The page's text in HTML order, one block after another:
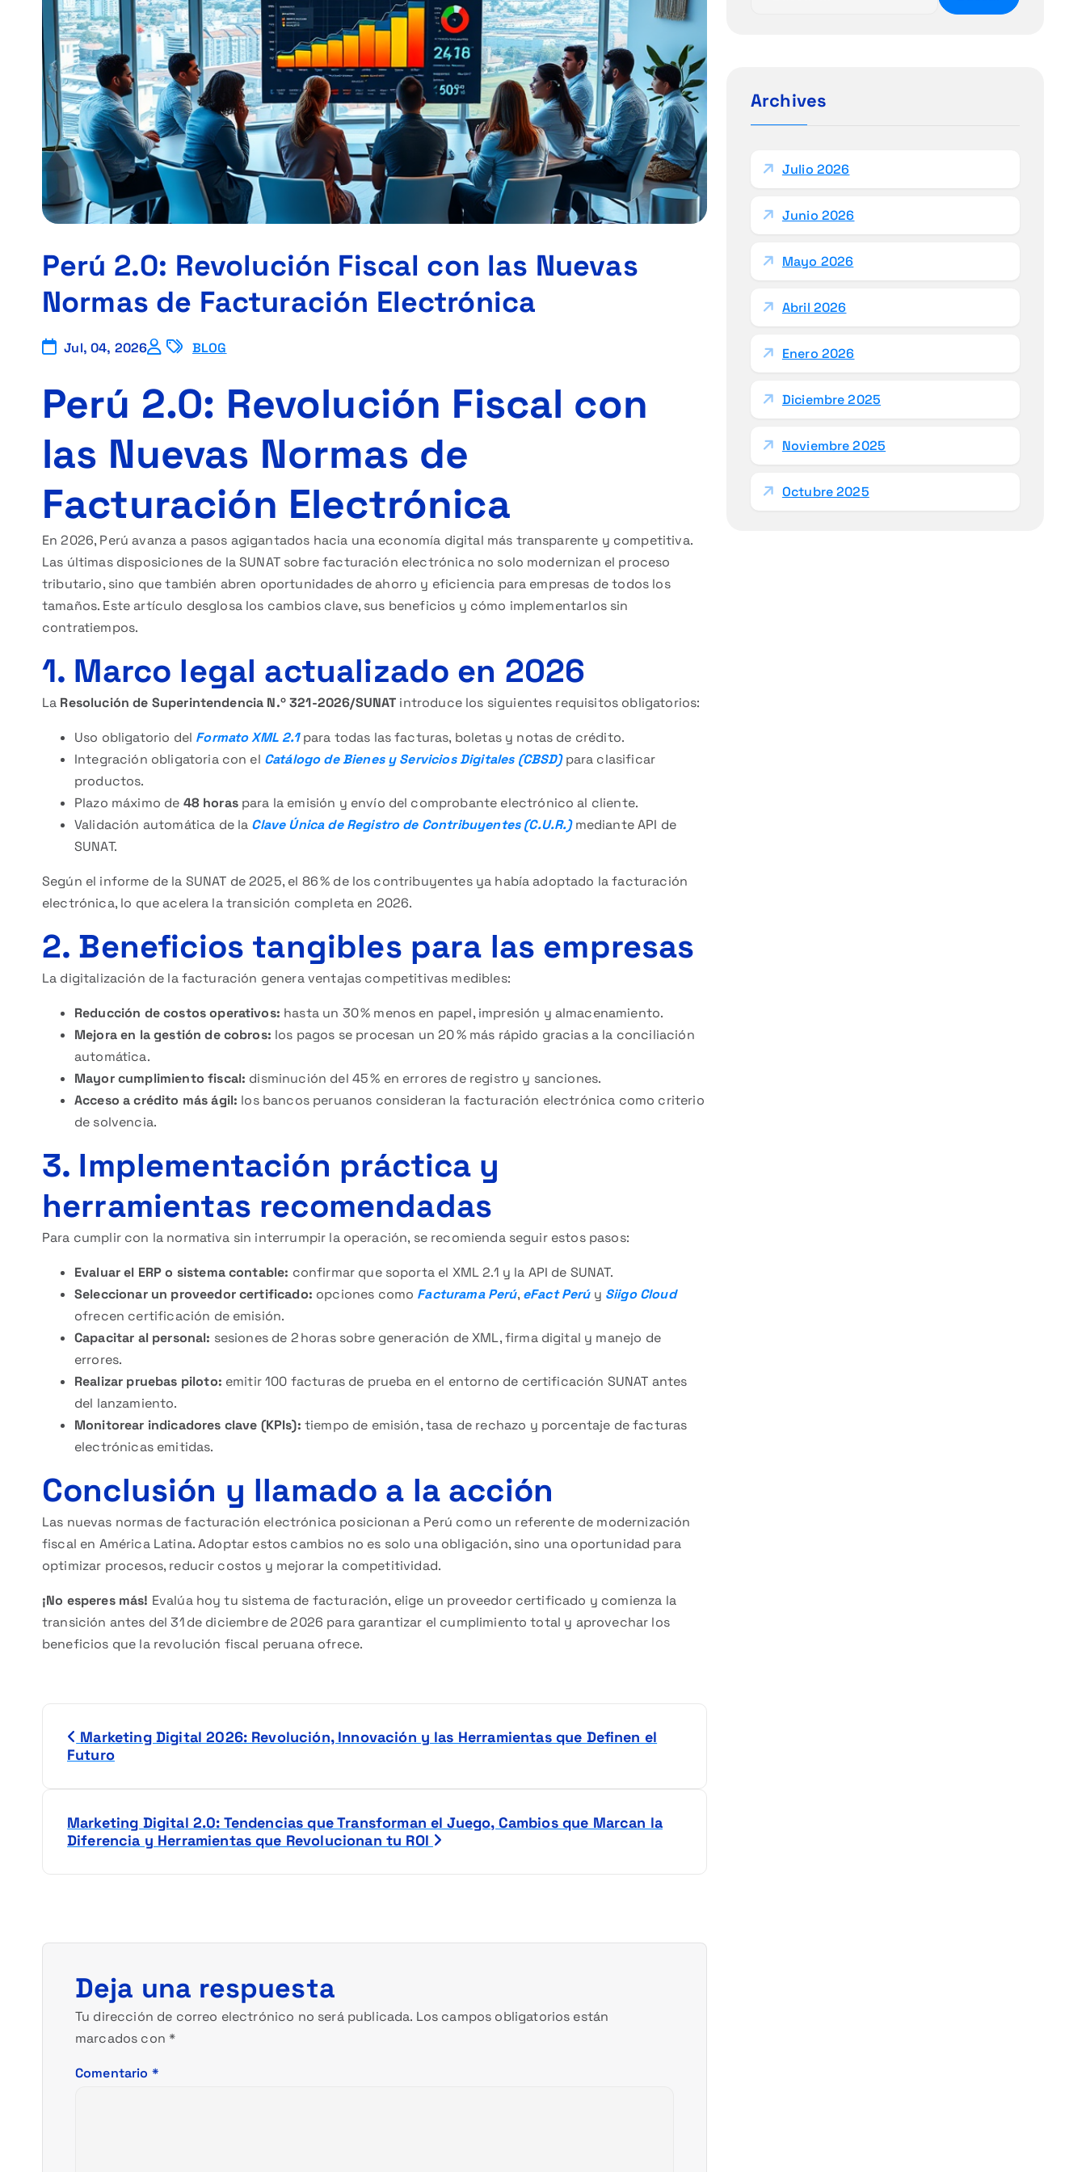
Perú 2.0: Revolución Fiscal con las Nuevas
Normas de Facturación Electrónica
Jul, 04, 2026 BLOG
Perú 2.0: Revolución Fiscal con
las Nuevas Normas de
Facturación Electrónica
En 2026, Perú avanza a pasos agigantados hacia una economía digital más transparente y competitiva.
Las últimas disposiciones de la SUNAT sobre facturación electrónica no solo modernizan el proceso
tributario, sino que también abren oportunidades de ahorro y eficiencia para empresas de todos los
tamaños. Este artículo desglosa los cambios clave, sus beneficios y cómo implementarlos sin
contratiempos.
1. Marco legal actualizado en 2026
La Resolución de Superintendencia N.º 321-2026/SUNAT introduce los siguientes requisitos obligatorios:
Uso obligatorio del Formato XML 2.1para todas las facturas, boletas y notas de crédito.
Integración obligatoria con el Catálogo de Bienes y Servicios Digitales (CBSD)para clasificar
productos.
Plazo máximo de 48 horaspara la emisión y envío del comprobante electrónico al cliente.
Validación automática de la Clave Única de Registro de Contribuyentes (C.U.R.)mediante API de
SUNAT.
Según el informe de la SUNAT de 2025, el 86 % de los contribuyentes ya había adoptado la facturación
electrónica, lo que acelera la transición completa en 2026.
2. Beneficios tangibles para las empresas
La digitalización de la facturación genera ventajas competitivas medibles:
Reducción de costos operativos: hasta un 30 % menos en papel, impresión y almacenamiento.
Mejora en la gestión de cobros: los pagos se procesan un 20 % más rápido gracias a la conciliación
automática.
Mayor cumplimiento fiscal: disminución del 45 % en errores de registro y sanciones.
Acceso a crédito más ágil: los bancos peruanos consideran la facturación electrónica como criterio
de solvencia.
3. Implementación práctica y
herramientas recomendadas
Para cumplir con la normativa sin interrumpir la operación, se recomienda seguir estos pasos:
Evaluar el ERP o sistema contable: confirmar que soporta el XML 2.1 y la API de SUNAT.
Seleccionar un proveedor certificado: opciones como Facturama Perú, eFact Perúy Siigo Cloud
ofrecen certificación de emisión.
Capacitar al personal: sesiones de 2 horas sobre generación de XML, firma digital y manejo de
errores.
Realizar pruebas piloto: emitir 100 facturas de prueba en el entorno de certificación SUNAT antes
del lanzamiento.
Monitorear indicadores clave (KPIs): tiempo de emisión, tasa de rechazo y porcentaje de facturas
electrónicas emitidas.
Conclusión y llamado a la acción
Las nuevas normas de facturación electrónica posicionan a Perú como un referente de modernización
fiscal en América Latina. Adoptar estos cambios no es solo una obligación, sino una oportunidad para
optimizar procesos, reducir costos y mejorar la competitividad.
¡No esperes más! Evalúa hoy tu sistema de facturación, elige un proveedor certificado y comienza la
transición antes del 31 de diciembre de 2026 para garantizar el cumplimiento total y aprovechar los
beneficios que la revolución fiscal peruana ofrece.
Marketing Digital 2026: Revolución, Innovación y las Herramientas que Definen el
Futuro
Marketing Digital 2.0: Tendencias que Transforman el Juego, Cambios que Marcan la
Diferencia y Herramientas que Revolucionan tu ROI
Deja una respuesta
Tu dirección de correo electrónico no será publicada. Los campos obligatorios están
marcados con*
Comentario *
r
Archives
Julio 2026
Junio 2026
Mayo 2026
Abril 2026
Enero 2026
Diciembre 2025
Noviembre 2025
Octubre 2025